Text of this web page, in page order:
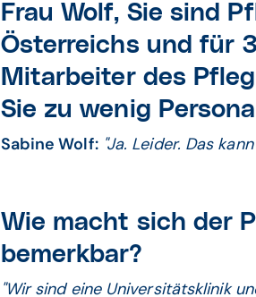
Frau Wolf, Sie sind
Österreichs und für
Mitarbeiter des
Sie zu wenig
Sabine Wolf: "Ja. Leider. Das
Wie macht sich der
bemerkbar?
"Wir sind eine Universitätsklinik